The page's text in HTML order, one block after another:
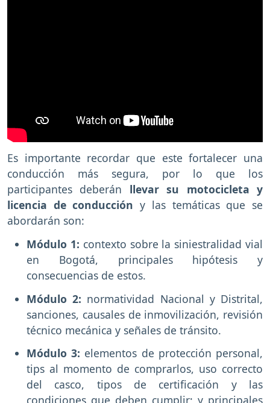
Es importante recordar que este fortalecer una
conducción más segura, por lo que los
participantes deberán llevar su motocicleta y
licencia de conducción y las temáticas que se
abordarán son:
Módulo 1: contexto sobre la siniestralidad vial
en Bogotá, principales hipótesis y
consecuencias de estos.
Módulo 2: normatividad Nacional y Distrital,
sanciones, causales de inmovilización, revisión
técnico mecánica y señales de tránsito.
Módulo 3: elementos de protección personal,
tips al momento de comprarlos, uso correcto
del casco, tipos de certificación y las